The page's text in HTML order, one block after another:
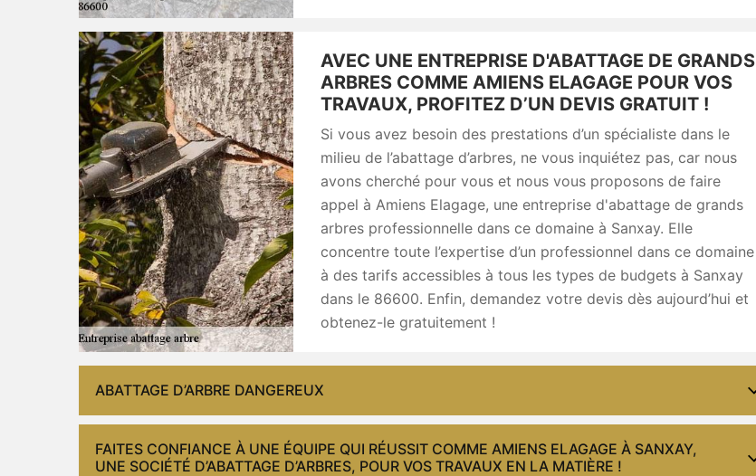
AVEC UNE ENTREPRISE D'ABATTAGE DE GRANDS
ARBRES COMME AMIENS ELAGAGE POUR VOS
TRAVAUX, PROFITEZ D’UN DEVIS GRATUIT !
Si vous avez besoin des prestations d’un spécialiste dans le
milieu de l’abattage d’arbres, ne vous inquiétez pas, car nous
avons cherché pour vous et nous vous proposons de faire
appel à Amiens Elagage, une entreprise d'abattage de grands
arbres professionnelle dans ce domaine à Sanxay. Elle
concentre toute l’expertise d’un professionnel dans ce domaine
à des tarifs accessibles à tous les types de budgets à Sanxay
dans le 86600. Enfin, demandez votre devis dès aujourd’hui et
obtenez-le gratuitement !
ABATTAGE D’ARBRE DANGEREUX
FAITES CONFIANCE À UNE ÉQUIPE QUI RÉUSSIT COMME AMIENS ELAGAGE À SANXAY,
UNE SOCIÉTÉ D’ABATTAGE D’ARBRES, POUR VOS TRAVAUX EN LA MATIÈRE !